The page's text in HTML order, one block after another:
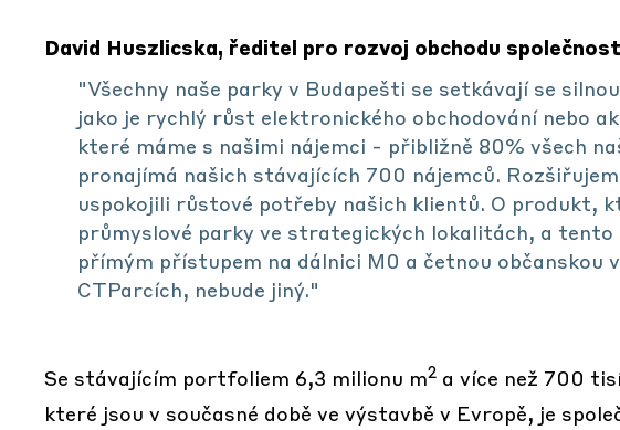
David Huszlicska, ředitel pro rozvoj obchodu
"Všechny naše parky v Budapešti se setkávají se
jako je rychlý růst elektronického obchodování nebo
které máme s našimi nájemci - přibližně 80% všech
pronajímá našich stávajících 700 nájemců.
uspokojili růstové potřeby našich klientů. O produkt,
průmyslové parky ve strategických lokalitách, a
přímým přístupem na dálnici M0 a četnou občanskou
CTParcích, nebude jiný."
Se stávajícím portfoliem 6,3 milionu m2 a více než 700
které jsou v současné době ve výstavbě v Evropě, je